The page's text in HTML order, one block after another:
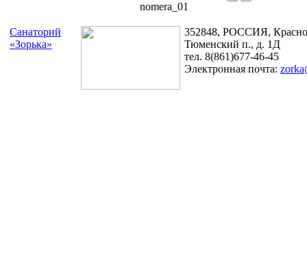
nomera_01
Санаторий
«Зорька»
352848, РОССИЯ,
Тюменский п., д. 1Д
тел. 8(861)677-46-45
Электронная почта: